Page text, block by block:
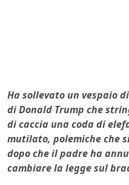
Ha sollevato un vespaio
di Donald Trump che
di caccia una coda di
mutilato, polemiche che
dopo che il padre ha
cambiare la legge sul